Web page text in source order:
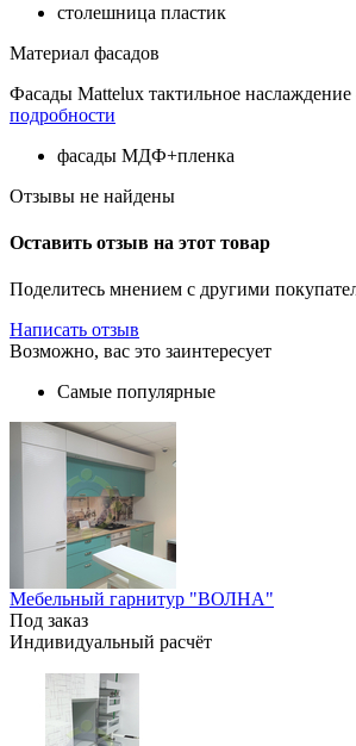
столешница пластик
Материал фасадов
Фасады Mattelux тактильное наслаждение
подробности
фасады МДФ+пленка
Отзывы не найдены
Оставить отзыв на этот товар
Поделитесь мнением с другими
Написать отзыв
Возможно, вас это заинтересует
Самые популярные
Мебельный гарнитур "ВОЛНА"
Под заказ
Индивидуальный расчёт